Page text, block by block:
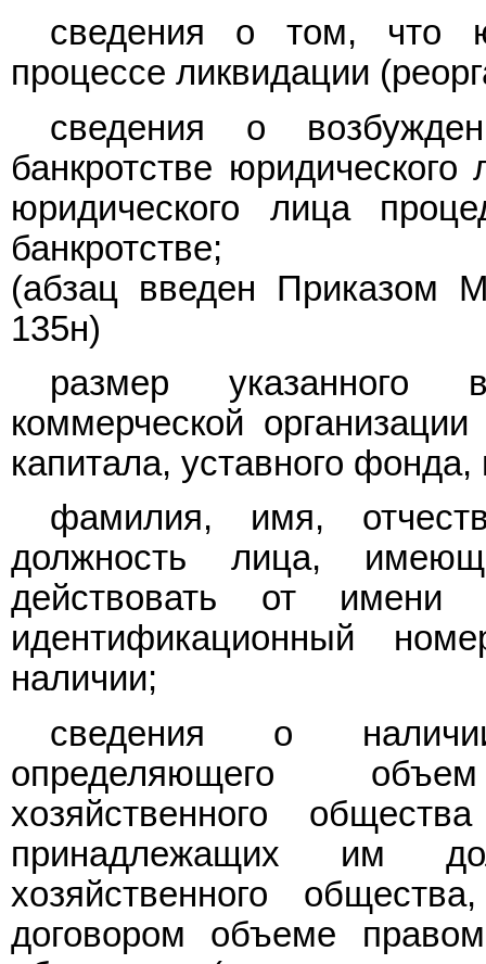
сведения о том, что
процессе ликвидации
сведения о
банкротстве
юридического лица
банкротстве;
(абзац введен Приказом
135н)
размер указанного
коммерческой
капитала, уставного
фамилия, имя,
должность лица,
действовать от имени
идентификационный
наличии;
сведения о
определяющего
хозяйственного
принадлежащих им
хозяйственного
договором объеме